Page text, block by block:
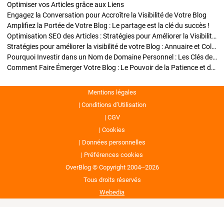
Optimiser vos Articles grâce aux Liens
Engagez la Conversation pour Accroître la Visibilité de Votre Blog
Amplifiez la Portée de Votre Blog : Le partage est la clé du succès !
Optimisation SEO des Articles : Stratégies pour Améliorer la Visibilité de Votre Blog
Stratégies pour améliorer la visibilité de votre Blog : Annuaire et Collaborations
Pourquoi Investir dans un Nom de Domaine Personnel : Les Clés de la Réussite de Votre Blog
Comment Faire Émerger Votre Blog : Le Pouvoir de la Patience et de la Persévérance
Mentions légales
Conditions d’Utilisation
CGV
Cookies
Données personnelles
Préférences cookies
OverBlog © Copyright 2004--2026
Tous droits réservés
Webedia